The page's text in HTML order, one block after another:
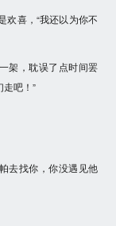
喜，“我还以为你不
架，耽误了点时间罢
走吧！”
去找你，你没遇见他